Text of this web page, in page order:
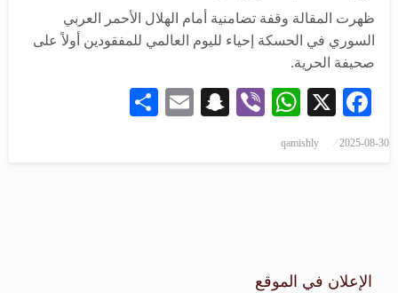
ظهرت المقالة وقفة تضامنية أمام الهلال الأحمر العربي
السوري في الحسكة إحياء لليوم العالمي للمفقودين أولاً على
صحيفة الحرية.
Facebook
X
WhatsApp
Viber
Snapchat
Email
2025-08-30
qamishly
الإعلان في الموقع